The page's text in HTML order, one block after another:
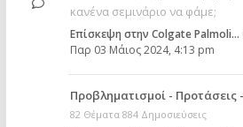
κανένα σεμινάριο να φάμε;
Επίσκεψη στην Colgate Palmoli…
Παρ 03 Μάιος 2024, 4:13 pm
Προβληματισμοί - Προτάσεις -
82 Θέματα 884 Δημοσιεύσεις